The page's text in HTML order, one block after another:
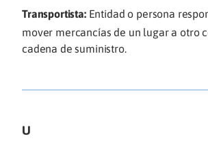
Transportista: Entidad o persona
mover mercancías de un lugar a otro
cadena de suministro.
U